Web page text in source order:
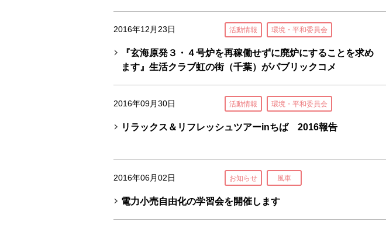
2016年12月23日 活動情報 環境・平和委員会
『玄海原発３・４号炉を再稼働せずに廃炉にすることを求め
ます』生活クラブ虹の街（千葉）がパブリックコメ
2016年09月30日 活動情報 環境・平和委員会
リラックス＆リフレッシュツアーinちば 2016報告
2016年06月02日 お知らせ 風車
電力小売自由化の学習会を開催します